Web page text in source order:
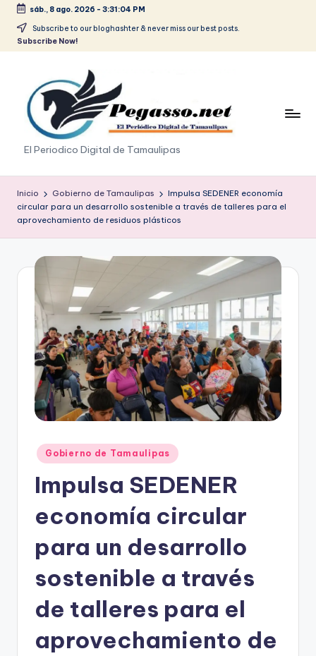
Saltar
sáb., 8 ago. 2026 - 3:31:04 PM
Subscribe to our bloghashter & never miss our best posts.
Subscribe Now!
p
e
g
a
s
o
p
El Periodico Digital de Tamaulipas
Inicio Gobierno de Tamaulipas
Impulsa SEDENER economía
circular para un desarrollo sostenible a través de talleres para el
aprovechamiento de residuos plásticos
Publicado
en
Gobierno de Tamaulipas
Impulsa SEDENER
economía circular
para un desarrollo
sostenible a través
de talleres para el
aprovechamiento de